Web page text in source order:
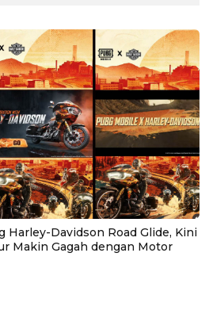
Harley-Davidson Road Glide, Kini
Makin Gagah dengan Motor